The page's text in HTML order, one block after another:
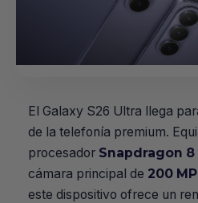
El Galaxy S26 Ultra llega
de la telefonía premium.
procesador Snapdragon 8
cámara principal de 200
este dispositivo ofrece un